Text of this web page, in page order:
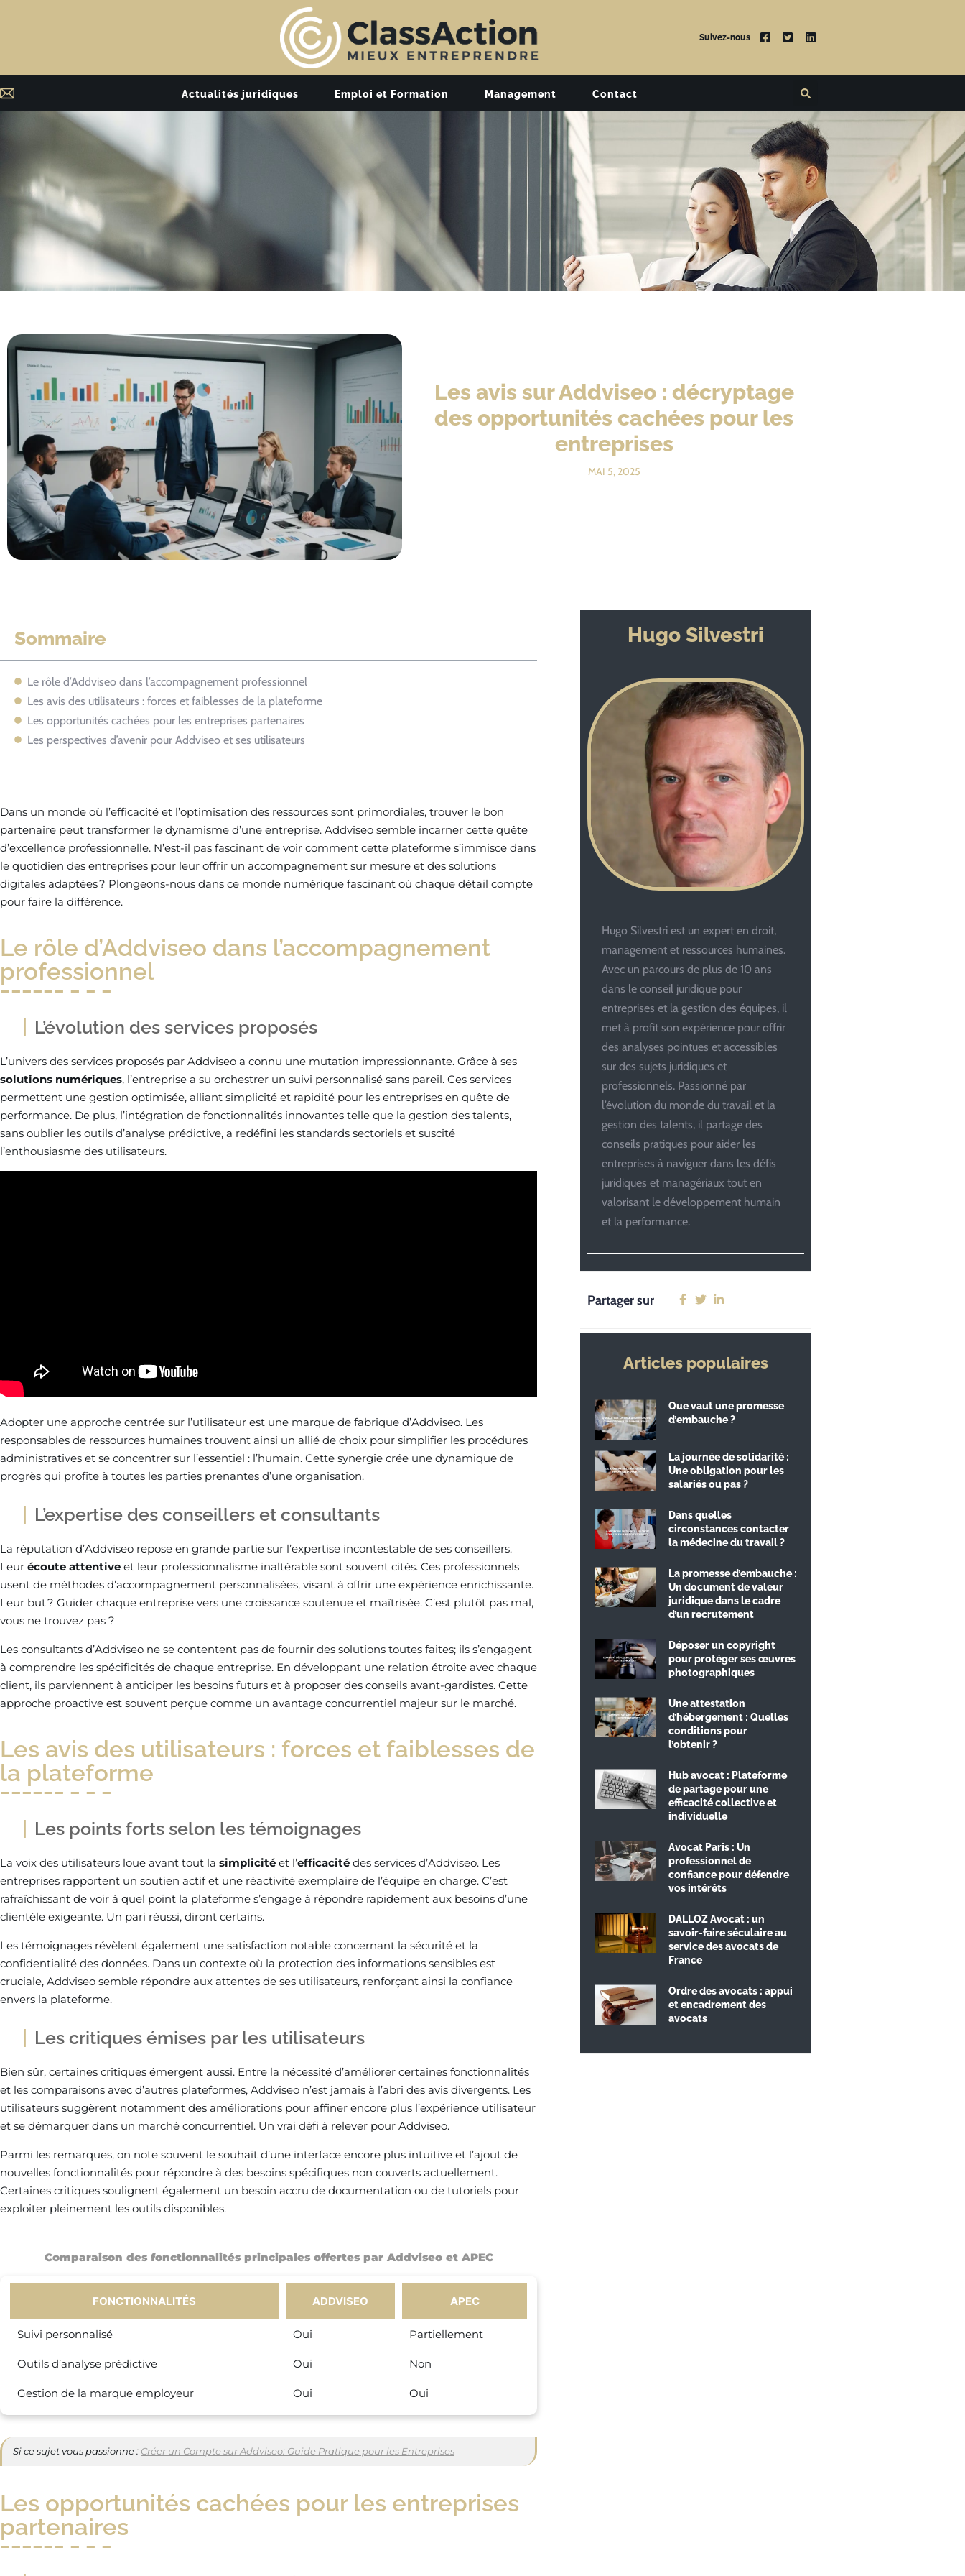
Suivez-nous
Actualités juridiques Emploi et Formation Management Contact
Les avis sur Addviseo : décryptage
des opportunités cachées pour les
entreprises
MAI 5, 2025
Sommaire
Le rôle d’Addviseo dans l’accompagnement professionnel
Les avis des utilisateurs : forces et faiblesses de la plateforme
Les opportunités cachées pour les entreprises partenaires
Les perspectives d’avenir pour Addviseo et ses utilisateurs
Dans un monde où l’efficacité et l’optimisation des ressources sont primordiales, trouver le bon
partenaire peut transformer le dynamisme d’une entreprise. Addviseo semble incarner cette quête
d’excellence professionnelle. N’est-il pas fascinant de voir comment cette plateforme s’immisce dans
le quotidien des entreprises pour leur offrir un accompagnement sur mesure et des solutions
digitales adaptées ? Plongeons-nous dans ce monde numérique fascinant où chaque détail compte
pour faire la différence.
Le rôle d’Addviseo dans l’accompagnement
professionnel
L’évolution des services proposés
L’univers des services proposés par Addviseo a connu une mutation impressionnante. Grâce à ses
solutions numériques, l’entreprise a su orchestrer un suivi personnalisé sans pareil. Ces services
permettent une gestion optimisée, alliant simplicité et rapidité pour les entreprises en quête de
performance. De plus, l’intégration de fonctionnalités innovantes telle que la gestion des talents,
sans oublier les outils d’analyse prédictive, a redéfini les standards sectoriels et suscité
l’enthousiasme des utilisateurs.
Adopter une approche centrée sur l’utilisateur est une marque de fabrique d’Addviseo. Les
responsables de ressources humaines trouvent ainsi un allié de choix pour simplifier les procédures
administratives et se concentrer sur l’essentiel : l’humain. Cette synergie crée une dynamique de
progrès qui profite à toutes les parties prenantes d’une organisation.
L’expertise des conseillers et consultants
La réputation d’Addviseo repose en grande partie sur l’expertise incontestable de ses conseillers.
Leur écoute attentive et leur professionnalisme inaltérable sont souvent cités. Ces professionnels
usent de méthodes d’accompagnement personnalisées, visant à offrir une expérience enrichissante.
Leur but ? Guider chaque entreprise vers une croissance soutenue et maîtrisée. C’est plutôt pas mal,
vous ne trouvez pas ?
Les consultants d’Addviseo ne se contentent pas de fournir des solutions toutes faites; ils s’engagent
à comprendre les spécificités de chaque entreprise. En développant une relation étroite avec chaque
client, ils parviennent à anticiper les besoins futurs et à proposer des conseils avant-gardistes. Cette
approche proactive est souvent perçue comme un avantage concurrentiel majeur sur le marché.
Les avis des utilisateurs : forces et faiblesses de
la plateforme
Les points forts selon les témoignages
La voix des utilisateurs loue avant tout la simplicité et l’efficacité des services d’Addviseo. Les
entreprises rapportent un soutien actif et une réactivité exemplaire de l’équipe en charge. C’est
rafraîchissant de voir à quel point la plateforme s’engage à répondre rapidement aux besoins d’une
clientèle exigeante. Un pari réussi, diront certains.
Les témoignages révèlent également une satisfaction notable concernant la sécurité et la
confidentialité des données. Dans un contexte où la protection des informations sensibles est
cruciale, Addviseo semble répondre aux attentes de ses utilisateurs, renforçant ainsi la confiance
envers la plateforme.
Les critiques émises par les utilisateurs
Bien sûr, certaines critiques émergent aussi. Entre la nécessité d’améliorer certaines fonctionnalités
et les comparaisons avec d’autres plateformes, Addviseo n’est jamais à l’abri des avis divergents. Les
utilisateurs suggèrent notamment des améliorations pour affiner encore plus l’expérience utilisateur
et se démarquer dans un marché concurrentiel. Un vrai défi à relever pour Addviseo.
Parmi les remarques, on note souvent le souhait d’une interface encore plus intuitive et l’ajout de
nouvelles fonctionnalités pour répondre à des besoins spécifiques non couverts actuellement.
Certaines critiques soulignent également un besoin accru de documentation ou de tutoriels pour
exploiter pleinement les outils disponibles.
Comparaison des fonctionnalités principales offertes par Addviseo et APEC
FONCTIONNALITÉS ADDVISEO APEC
Suivi personnalisé Oui Partiellement
Outils d’analyse prédictive Oui Non
Gestion de la marque employeur Oui Oui
Si ce sujet vous passionne : Créer un Compte sur Addviseo: Guide Pratique pour les Entreprises
Les opportunités cachées pour les entreprises
partenaires
Hugo Silvestri
Hugo Silvestri est un expert en droit,
management et ressources humaines.
Avec un parcours de plus de 10 ans
dans le conseil juridique pour
entreprises et la gestion des équipes, il
met à profit son expérience pour offrir
des analyses pointues et accessibles
sur des sujets juridiques et
professionnels. Passionné par
l’évolution du monde du travail et la
gestion des talents, il partage des
conseils pratiques pour aider les
entreprises à naviguer dans les défis
juridiques et managériaux tout en
valorisant le développement humain
et la performance.
Partager sur
Articles populaires
Que vaut une promesse
d’embauche ?
La journée de solidarité :
Une obligation pour les
salariés ou pas ?
Dans quelles
circonstances contacter
la médecine du travail ?
La promesse d’embauche :
Un document de valeur
juridique dans le cadre
d’un recrutement
Déposer un copyright
pour protéger ses œuvres
photographiques
Une attestation
d’hébergement : Quelles
conditions pour
l’obtenir ?
Hub avocat : Plateforme
de partage pour une
efficacité collective et
individuelle
Avocat Paris : Un
professionnel de
confiance pour défendre
vos intérêts
DALLOZ Avocat : un
savoir-faire séculaire au
service des avocats de
France
Ordre des avocats : appui
et encadrement des
avocats